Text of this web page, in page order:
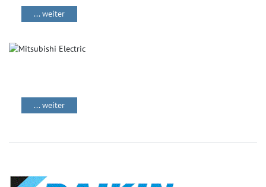
... weiter
... weiter